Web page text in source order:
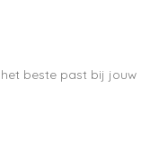
beste past bij jouw